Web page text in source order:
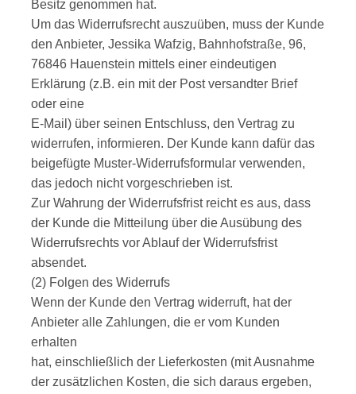
Besitz genommen hat.
Um das Widerrufsrecht auszuüben, muss der Kunde
den Anbieter, Jessika Wafzig, Bahnhofstraße, 96,
76846 Hauenstein mittels einer eindeutigen
Erklärung (z.B. ein mit der Post versandter Brief
oder eine
E-Mail) über seinen Entschluss, den Vertrag zu
widerrufen, informieren. Der Kunde kann dafür das
beigefügte Muster-Widerrufsformular verwenden,
das jedoch nicht vorgeschrieben ist.
Zur Wahrung der Widerrufsfrist reicht es aus, dass
der Kunde die Mitteilung über die Ausübung des
Widerrufsrechts vor Ablauf der Widerrufsfrist
absendet.
(2) Folgen des Widerrufs
Wenn der Kunde den Vertrag widerruft, hat der
Anbieter alle Zahlungen, die er vom Kunden
erhalten
hat, einschließlich der Lieferkosten (mit Ausnahme
der zusätzlichen Kosten, die sich daraus ergeben,